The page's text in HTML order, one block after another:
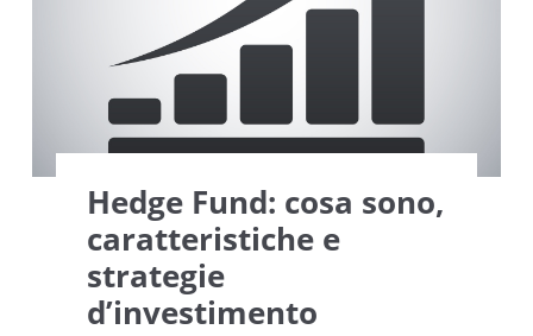
Hedge Fund: cosa sono,
caratteristiche e
strategie
d’investimento